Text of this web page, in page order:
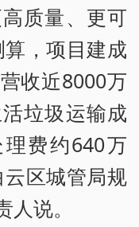
质量、更可
，项目建成
收近8000万
垃圾运输成
费约640万
区城管局规
说。